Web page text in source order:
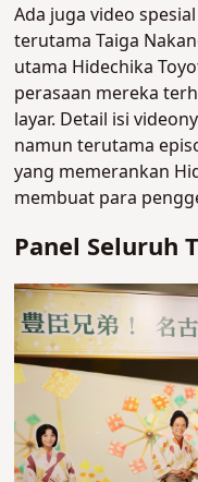
Ada juga video
terutama Taiga
utama Hidechika
perasaan mereka
layar. Detail isi
namun terutama
yang memerankan
membuat para
Panel Seluruh